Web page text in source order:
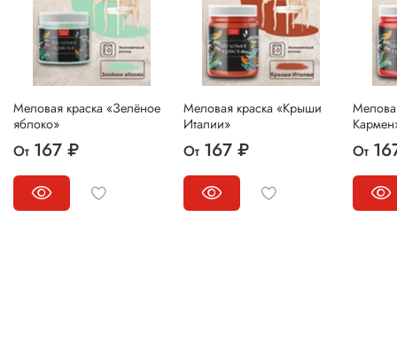
Меловая краска «Зелёное
яблоко»
От 167 ₽
Меловая краска «Крыши
Италии»
От 167 ₽ От